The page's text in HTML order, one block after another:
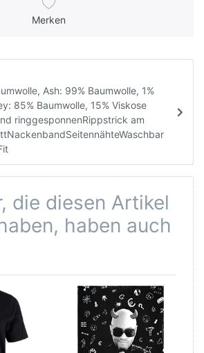
Merken
Ash: 99% Baumwolle, 1%
85% Baumwolle, 15% Viskose
ringgesponnenRippstrick am
die diesen Artikel
haben auch